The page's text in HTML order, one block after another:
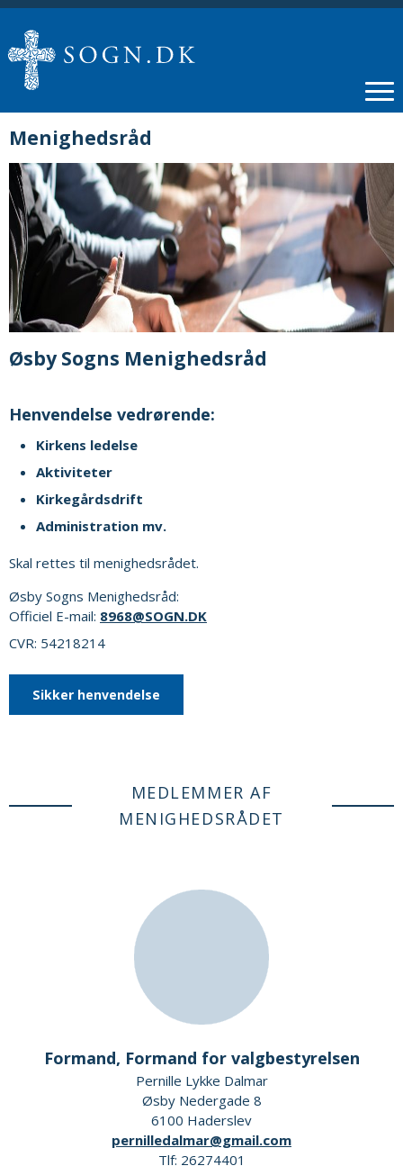
Menighedsråd
Øsby Sogns Menighedsråd
Henvendelse vedrørende:
Kirkens ledelse
Aktiviteter
Kirkegårdsdrift
Administration mv.
Skal rettes til menighedsrådet.
Øsby Sogns Menighedsråd:
Officiel E-mail: 8968@SOGN.DK
CVR: 54218214
Sikker henvendelse
MEDLEMMER AF
MENIGHEDSRÅDET
Formand, Formand for valgbestyrelsen
Pernille Lykke Dalmar
Øsby Nedergade 8
6100 Haderslev
pernilledalmar@gmail.com
Tlf: 26274401